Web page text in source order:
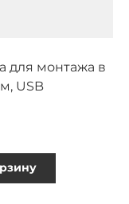
для монтажа в
USB